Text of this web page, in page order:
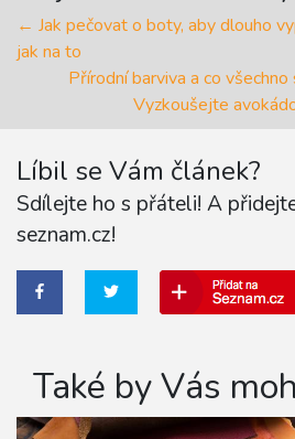
← Jak pečovat o boty, aby dlouho
jak na to
Přírodní barviva a co
Vyzkoušejte
Líbil se Vám článek?
Sdílejte ho s přáteli! A
seznam.cz!
Také by Vás